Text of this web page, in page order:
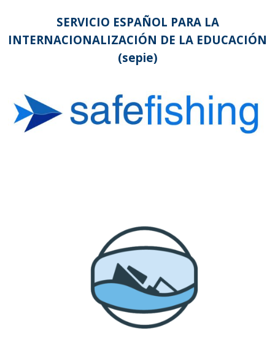
SERVICIO ESPAÑOL PARA LA
INTERNACIONALIZACIÓN DE LA EDUCACIÓN
(sepie)